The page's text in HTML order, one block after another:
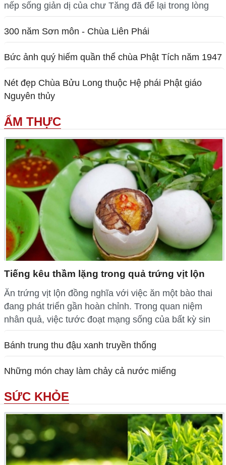
nếp sống giản dị của chư Tăng đã để lại trong lòng
300 năm Sơn môn - Chùa Liên Phái
Bức ảnh quý hiếm quần thể chùa Phật Tích năm 1947
Nét đẹp Chùa Bửu Long thuộc Hệ phái Phật giáo
Nguyên thủy
ẨM THỰC
Tiếng kêu thầm lặng trong quả trứng vịt lộn
Ăn trứng vịt lộn đồng nghĩa với việc ăn một bào thai
đang phát triển gần hoàn chỉnh. Trong quan niệm
nhân quả, việc tước đoạt mạng sống của bất kỳ sin
Bánh trung thu đậu xanh truyền thống
Những món chay làm chảy cả nước miếng
SỨC KHỎE